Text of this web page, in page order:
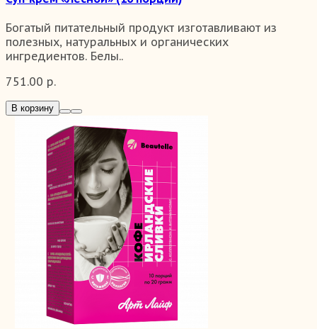
Богатый питательный продукт изготавливают из
полезных, натуральных и органических
ингредиентов. Белы..
751.00 р.
В корзину